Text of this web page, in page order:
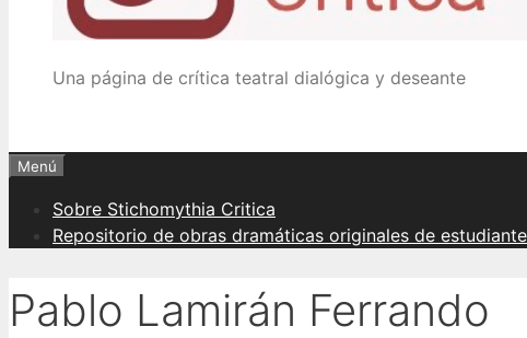
Una página de crítica teatral dialógica y deseante
Menú
Sobre Stichomythia Critica
Repositorio de obras dramáticas originales de
Pablo Lamirán Ferrando